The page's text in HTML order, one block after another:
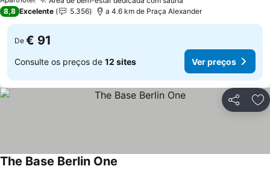
8,8 Excelente 5.356 a 4.6 km de Praça Alexander
De € 91
Consulte os preços de 12 sites Ver preços
Partilhar
The Base Berlin One